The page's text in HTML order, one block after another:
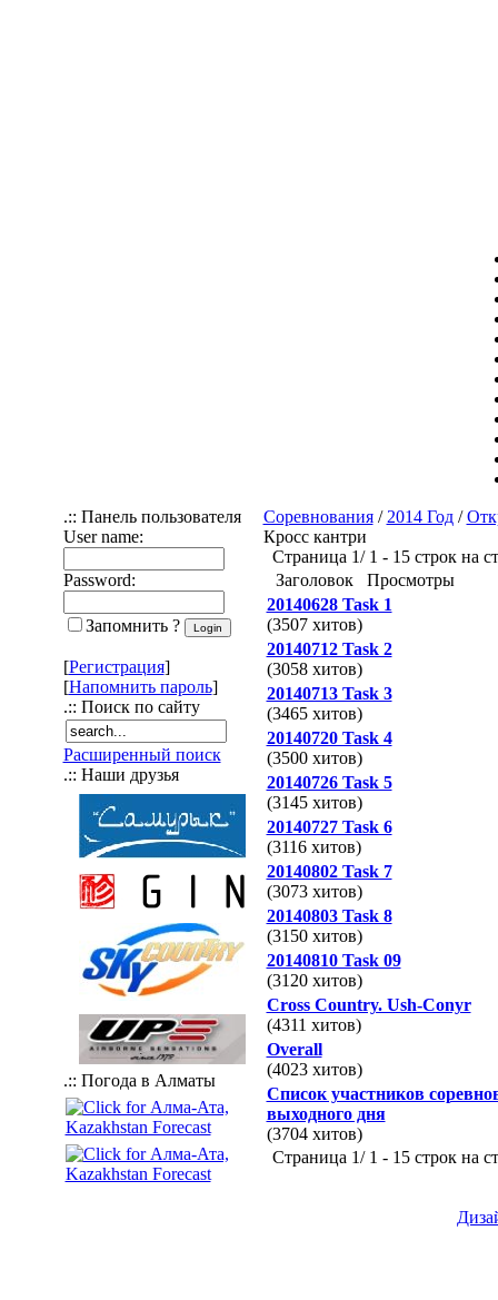
.:: Панель пользователя
User name:
Password:
Запомнить ?
[Регистрация]
[Напомнить пароль]
.:: Поиск по сайту
Расширенный поиск
.:: Наши друзья
.:: Погода в Алматы
Соревнования/ 2014 Год/
Кросс кантри
Страница 1/ 1 - 15 строк на
Заголовок
Просмотры
20140628 Task 1
(3507 хитов)
20140712 Task 2
(3058 хитов)
20140713 Task 3
(3465 хитов)
20140720 Task 4
(3500 хитов)
20140726 Task 5
(3145 хитов)
20140727 Task 6
(3116 хитов)
20140802 Task 7
(3073 хитов)
20140803 Task 8
(3150 хитов)
20140810 Task 09
(3120 хитов)
Cross Country. Ush-Conyr
(4311 хитов)
Overall
(4023 хитов)
Список участников
выходного дня
(3704 хитов)
Страница 1/ 1 - 15 строк на